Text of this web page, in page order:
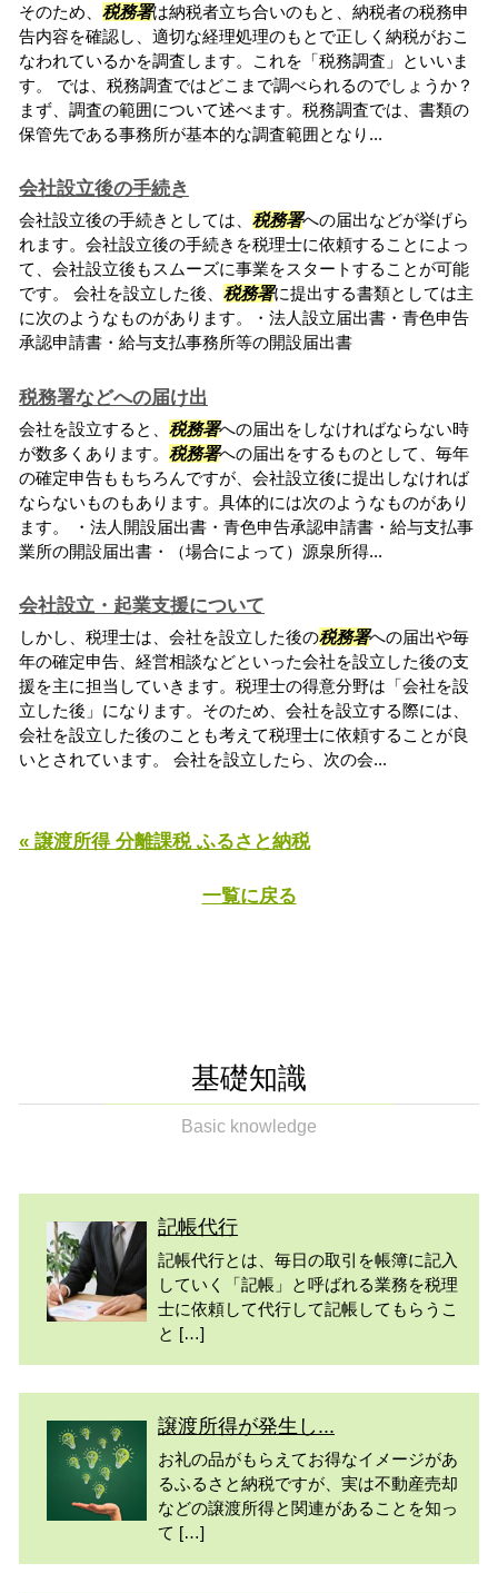
そのため、 税務署は納税者立ち合いのもと、納税者の税務申
告内容を確認し、適切な経理処理のもとで正しく納税がおこ
なわれているかを調査します。これを「税務調査」といいま
す。 では、税務調査ではどこまで調べられるのでしょうか？
まず、調査の範囲について述べます。税務調査では、書類の
保管先である事務所が基本的な調査範囲となり...
会社設立後の手続き
会社設立後の手続きとしては、 税務署への届出などが挙げら
れます。会社設立後の手続きを税理士に依頼することによっ
て、会社設立後もスムーズに事業をスタートすることが可能
です。 会社を設立した後、 税務署に提出する書類としては主
に次のようなものがあります。・法人設立届出書・青色申告
承認申請書・給与支払事務所等の開設届出書
税務署などへの届け出
会社を設立すると、 税務署への届出をしなければならない時
が数多くあります。 税務署への届出をするものとして、毎年
の確定申告ももちろんですが、会社設立後に提出しなければ
ならないものもあります。具体的には次のようなものがあり
ます。 ・法人開設届出書・青色申告承認申請書・給与支払事
業所の開設届出書・（場合によって）源泉所得...
会社設立・起業支援について
しかし、税理士は、会社を設立した後の税務署への届出や毎
年の確定申告、経営相談などといった会社を設立した後の支
援を主に担当していきます。税理士の得意分野は「会社を設
立した後」になります。そのため、会社を設立する際には、
会社を設立した後のことも考えて税理士に依頼することが良
いとされています。 会社を設立したら、次の会...
« 譲渡所得 分離課税 ふるさと納税
一覧に戻る
基礎知識
Basic knowledge
記帳代行
記帳代行とは、毎日の取引を帳簿に記入
していく「記帳」と呼ばれる業務を税理
士に依頼して代行して記帳してもらうこ
と […]
譲渡所得が発生し...
お礼の品がもらえてお得なイメージがあ
るふるさと納税ですが、実は不動産売却
などの譲渡所得と関連があることを知っ
て […]